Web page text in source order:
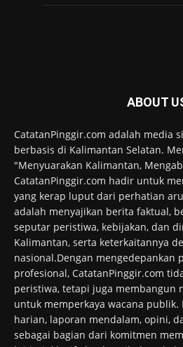
ABOUT
CatatanPinggir.com adalah media
berbasis di Kalimantan Selatan.
"Menyuarakan Kalimantan,
CatatanPinggir.com hadir untuk
yang kerap luput dari perhatian
adalah menyajikan berita faktual,
seputar peristiwa, kebijakan, dan
Kalimantan, serta keterkaitannya
nasional.Dengan mengedepankan
profesional, CatatanPinggir.com
peristiwa, tetapi juga membangun
untuk memperkaya wacana
harian, laporan mendalam, opini,
sebagai bagian dari komitmen